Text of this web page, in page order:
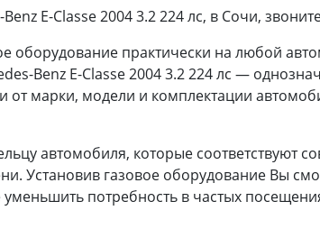
E-Сlasse 2004 3.2 224 лс, в Сочи,
оборудование практически на любой
Benz E-Сlasse 2004 3.2 224 лс —
от марки, модели и комплектации
автомобиля, которые соответствуют
Установив газовое оборудование Вы
потребность в частых